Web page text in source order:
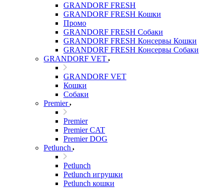
GRANDORF FRESH
GRANDORF FRESH Кошки
Промо
GRANDORF FRESH Собаки
GRANDORF FRESH Консервы Кошки
GRANDORF FRESH Консервы Собаки
GRANDORF VET
GRANDORF VET
Кошки
Собаки
Premier
Premier
Premier CAT
Premier DOG
Petlunch
Petlunch
Petlunch игрушки
Petlunch кошки